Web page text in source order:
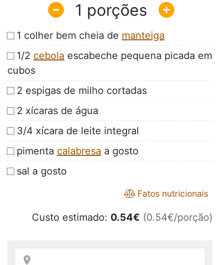
1
1 colher bem cheia de manteiga
1/2 cebola escabeche pequena picada em
cubos
2 espigas de milho cortadas
2 xícaras de água
3/4 xícara de leite integral
pimenta calabresa a gosto
sal a gosto
Fatos nutricionais
Custo estimado: 0.54€ (0.54€/porção)